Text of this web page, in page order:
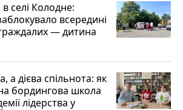
селі Колодне:
всередині
— дитина
а дієва спільнота: як
бордингова школа
лідерства у